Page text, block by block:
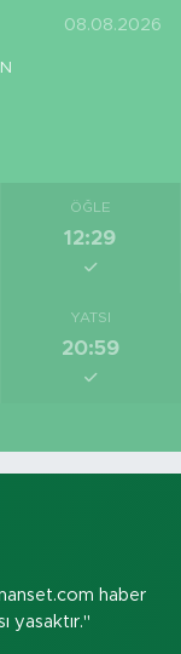
08.08.2026
ÖĞLE
12:29
YATSI
20:59
haber
yasaktır."